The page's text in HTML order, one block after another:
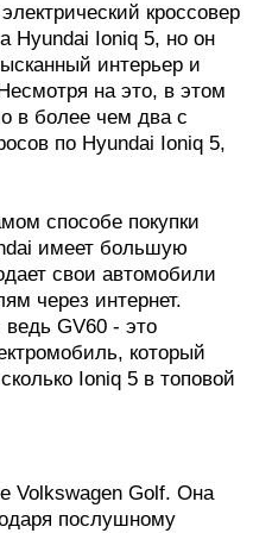
кроссовер
Hyundai Ioniq 5, но он
интерьер и
на это, в этом
в более чем два с
по Hyundai Ioniq 5,
способе покупки
имеет большую
свои автомобили
через интернет.
ведь GV60 - это
который
Ioniq 5 в топовой
Volkswagen Golf. Она
послушному